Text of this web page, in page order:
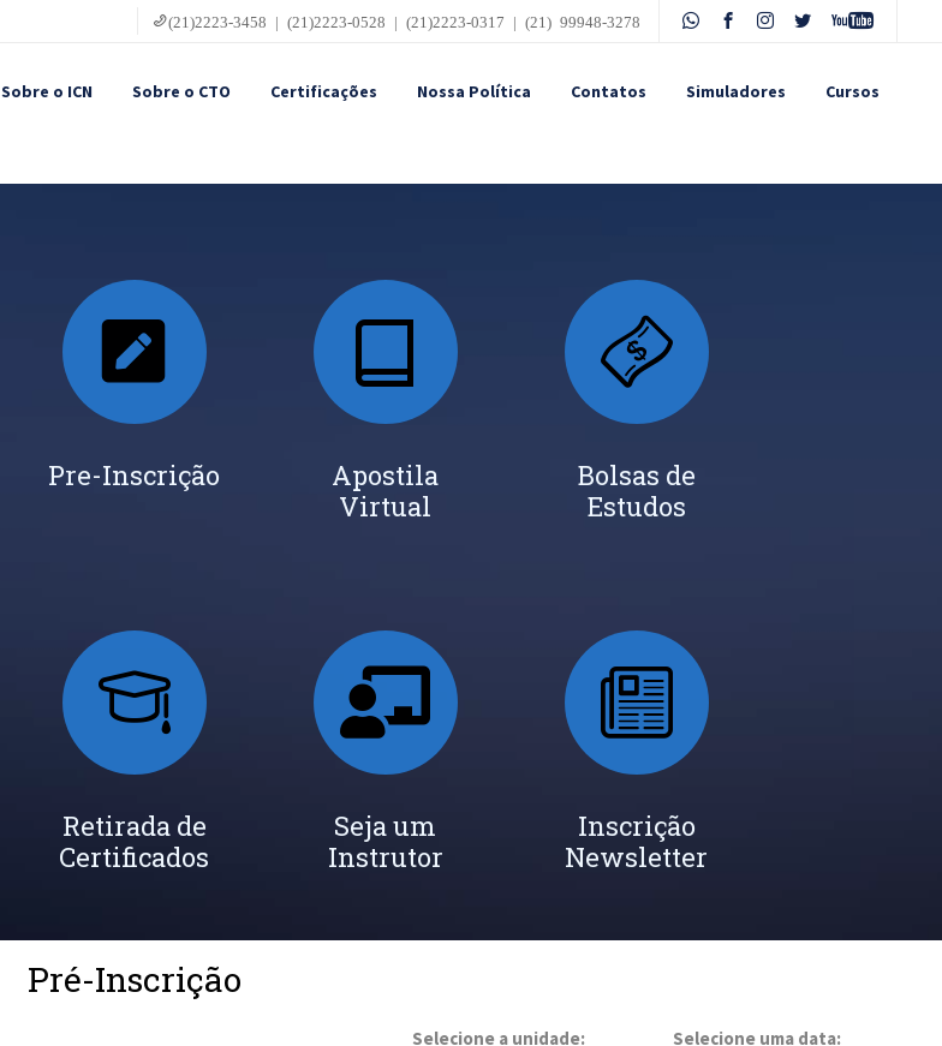
(21)2223-3458 | (21)2223-0528 | (21)2223-0317 | (21) 99948-3278
Sobre o ICN Sobre o CTO Certificações Nossa Política Contatos Simuladores Cursos
Pre-Inscrição
Apostila
Virtual
Bolsas de
Estudos
Retirada de
Certificados
Seja um
Instrutor
Inscrição
Newsletter
Pré-Inscrição
Selecione a unidade: Selecione uma data: